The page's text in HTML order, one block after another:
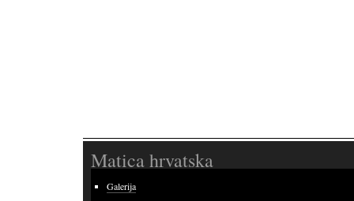
Matica hrvatska
Galerija